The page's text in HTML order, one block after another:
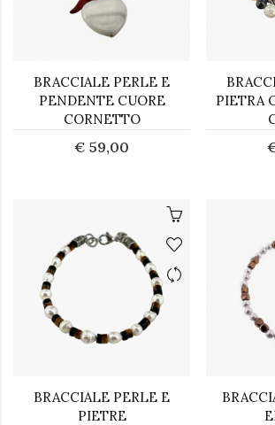
BRACCIALE PERLE E
PENDENTE CUORE
CORNETTO
€ 59,00
PIETRA
BRACCIALE PERLE E
PIETRE